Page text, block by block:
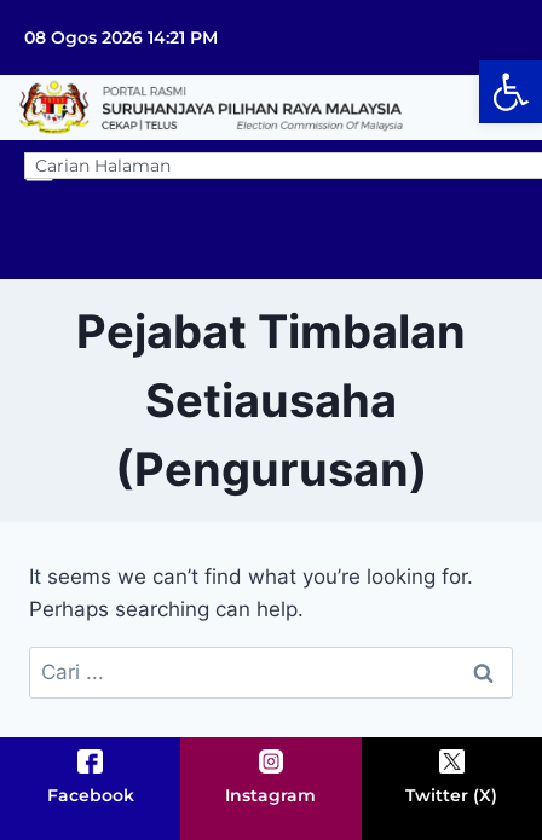
08 Ogos 2026 14:21 PM
Pejabat Timbalan
Setiausaha
(Pengurusan)
It seems we can’t find what you’re looking for.
Perhaps searching can help.
Facebook Instagram Twitter (X)